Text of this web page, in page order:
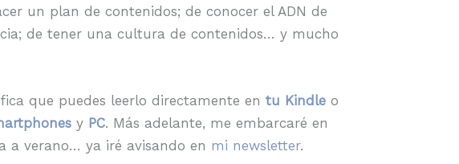
un plan de contenidos; de conocer el ADN de
de tener una cultura de contenidos… y mucho
que puedes leerlo directamente en tu Kindleo
y PC. Más adelante, me embarcaré en
a verano… ya iré avisando en mi newsletter.